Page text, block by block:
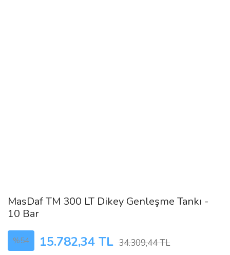
MasDaf TM 300 LT Dikey Genleşme Tankı -
10 Bar
%54 15.782,34 TL 34.309,44 TL